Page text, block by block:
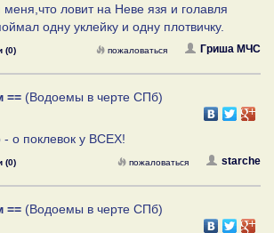
ловит на Неве язя и голавля
одну уклейку и одну плотвичку.
(0) Гриша МЧС
пожаловаться
== (Водоемы в черте СПб)
- о поклевок у ВСЕХ!
(0) starche
пожаловаться
== (Водоемы в черте СПб)